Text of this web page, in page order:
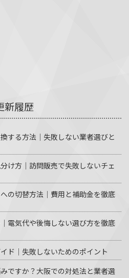
新履歴
する方法｜失敗しない業者選びと
け方｜訪問販売で失敗しないチェ
の切替方法｜費用と補助金を徹底
電気代や後悔しない選び方を徹底
ド｜失敗しないためのポイント
ですか？大阪での対処法と業者選